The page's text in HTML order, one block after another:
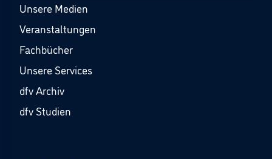
Unsere Medien
Veranstaltungen
Fachbücher
Unsere Services
dfv Archiv
dfv Studien